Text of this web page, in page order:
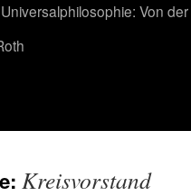
Von
Kreisvorstand